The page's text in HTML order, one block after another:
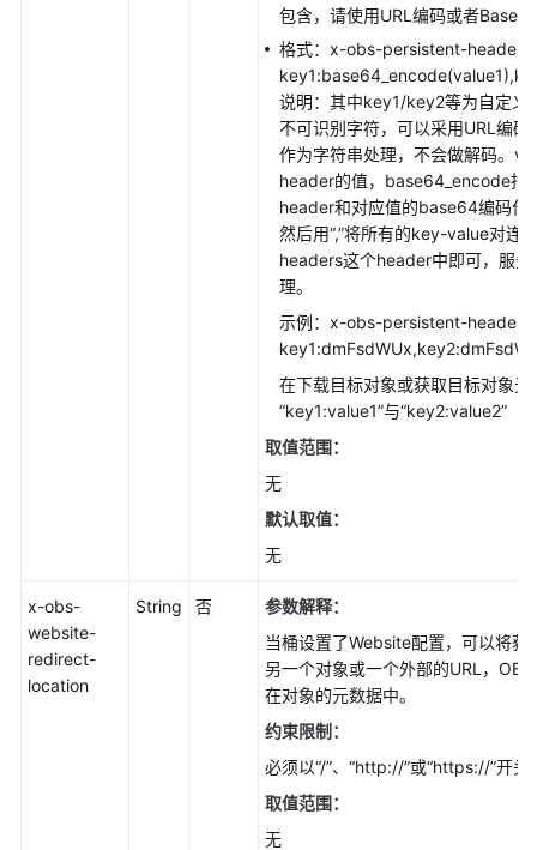
包含，请使用URL编码或者
格式：x-obs-persistent-headers:
说明：其中key1/key2等为自定义
不可识别字符，可以采用URL编
作为字符串处理，不会做解码。
header的值，base64_encode指
header和对应值的base64编码作
然后用“,”将所有的key-value对
headers这个header中即可，服
理。
示例：x-obs-persistent-headers:
在下载目标对象或获取目标对象
“key1:value1”与“key2:value2”
取值范围：
无
默认取值：
无
x-obs-
website-
redirect-
location
String 否
参数解释：
当桶设置了Website配置，可以将
另一个对象或一个外部的URL，
在对象的元数据中。
约束限制：
必须以“/”、“http://”或“https://”开
取值范围：
无